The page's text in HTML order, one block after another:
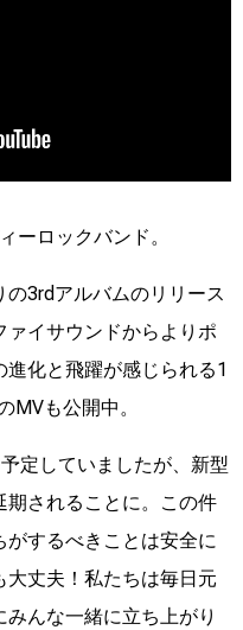
ーロックバンド。
の3rdアルバムのリリース
イサウンドからよりポ
化と飛躍が感じられる1
MVも公開中。
定していましたが、新型
期されることに。この件
するべきことは安全に
丈夫！私たちは毎日元
んな一緒に立ち上がり